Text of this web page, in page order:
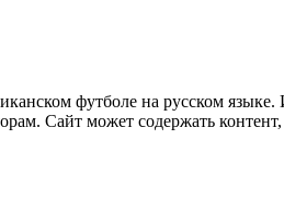
футболе на русском языке.
Сайт может содержать